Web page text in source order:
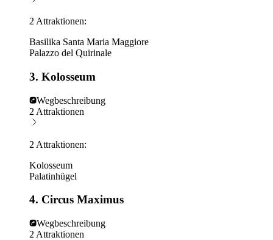
2 Attraktionen:
Basilika Santa Maria Maggiore
Palazzo del Quirinale
3. Kolosseum
Wegbeschreibung
2 Attraktionen
2 Attraktionen:
Kolosseum
Palatinhügel
4. Circus Maximus
Wegbeschreibung
2 Attraktionen